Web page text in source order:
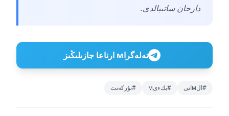
دارحان ساتىبالدى.
تەلەگراм ارناعا جازىلىڭىز
#الмاتى #بكءىм #نۇركەنت